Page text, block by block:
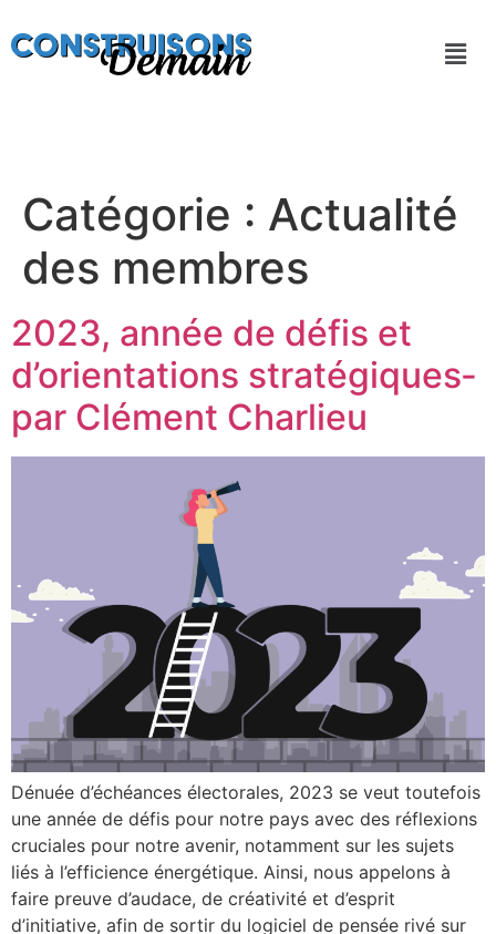
Catégorie : Actualité
des membres
2023, année de défis et
d’orientations stratégiques­
par Clément Charlieu
Dénuée d’échéances électorales, 2023 se veut toutefois
une année de défis pour notre pays avec des réflexions
cruciales pour notre avenir, notamment sur les sujets
liés à l’efficience énergétique. Ainsi, nous appelons à
faire preuve d’audace, de créativité et d’esprit
d’initiative, afin de sortir du logiciel de pensée rivé sur